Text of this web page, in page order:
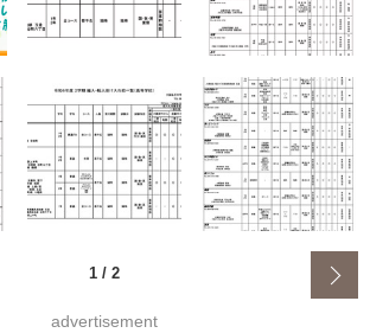
1 / 2
advertisement